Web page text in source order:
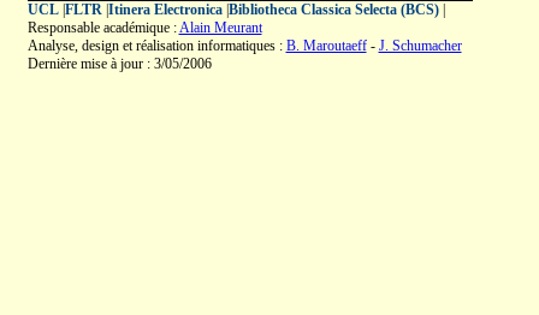
UCL| FLTR| Itinera Electronica| Bibliotheca Classica Selecta (BCS)|
Responsable académique :Alain Meurant
Analyse, design et réalisation informatiques : B. Maroutaeff- J. Schumacher
Dernière mise à jour : 3/05/2006